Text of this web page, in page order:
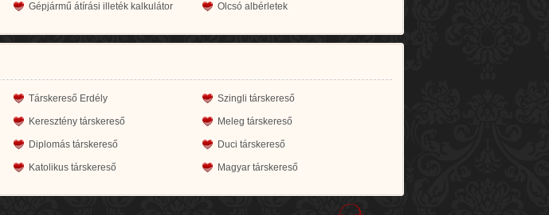
Gépjármű átírási illeték kalkulátor Olcsó albérletek
Társkereső Erdély Szingli társkereső
Keresztény társkereső Meleg társkereső
Diplomás társkereső Duci társkereső
Katolikus társkereső Magyar társkereső